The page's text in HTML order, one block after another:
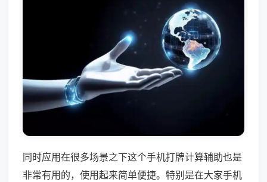
同时应用在很多场景之下这个手机打牌计算辅助也是
非常有用的，使用起来简单便捷。特别是在大家手机